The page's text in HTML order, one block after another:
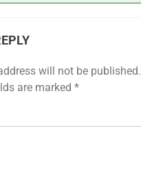
will not be published.
are marked *